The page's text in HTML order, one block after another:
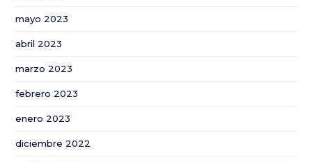
mayo 2023
abril 2023
marzo 2023
febrero 2023
enero 2023
diciembre 2022